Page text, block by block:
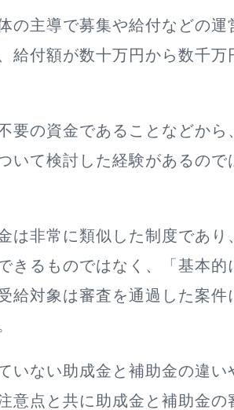
の主導で募集や給付などの
給付額が数十万円から数千万
要の資金であることなどか
いて検討した経験があるので
は非常に類似した制度であ
きるものではなく、「基本的
給対象は審査を通過した案
いない助成金と補助金の違い
意点と共に助成金と補助金の